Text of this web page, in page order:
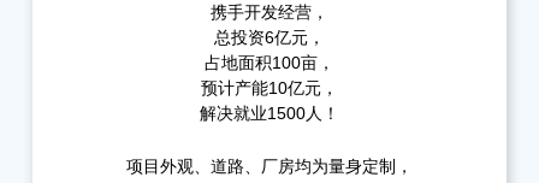
携手开发经营，
总投资6亿元，
占地面积100亩，
预计产能10亿元，
解决就业1500人！
项目外观、道路、厂房均为量身定制，